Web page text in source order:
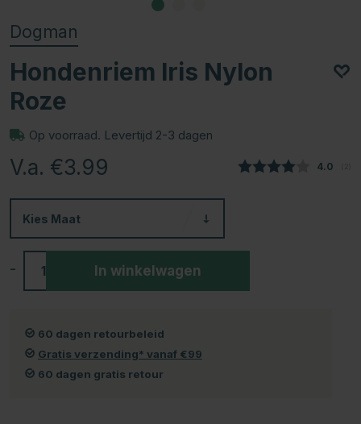
Dogman
Hondenriem Iris Nylon
Roze
Op voorraad. Levertijd 2-3 dagen
V.a. €3.99 4.0
Kies Maat
- In winkelwagen
60 dagen retourbeleid
Gratis verzending* vanaf €99
60 dagen gratis retour